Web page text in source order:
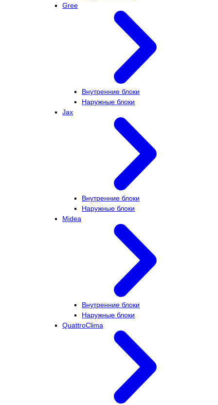
Gree
Внутренние блоки
Наружные блоки
Jax
Внутренние блоки
Наружные блоки
Midea
Внутренние блоки
Наружные блоки
QuattroClima